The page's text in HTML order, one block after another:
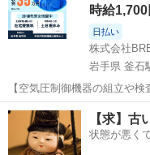
時給1,700
日払い
株式会社
岩手県 釜石
【空気圧制御機器の組立や
カー通勤OK＆工場敷地内に無料駐車場あり
気圧制御機器（シリンダ、
出荷業務◇ ＊大手メーカー...
岩手 釜石市 釜石駅
【求】古
状態が悪く